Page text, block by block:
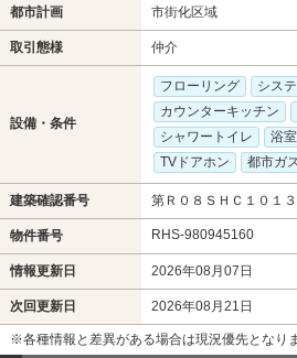
都市計画 市街化区域
取引態様 仲介
設備・条件
フローリング
シス
カウンターキッチン
シャワートイレ
浴
TVドアホン
都市ガス
建築確認番号 第Ｒ０８ＳＨＣ１０１
物件番号 RHS-980945160
情報更新日 2026年08月07日
次回更新日 2026年08月21日
※各種情報と差異がある場合は現況優先となり